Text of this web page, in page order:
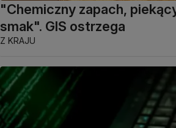
"Chemiczny zapach,
smak". GIS ostrzega
Z KRAJU